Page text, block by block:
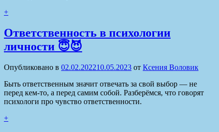
+
Ответственность в психологии
личности 😇😈
Опубликовано в 02.02.202210.05.2023 от Ксения Воловик
Быть ответственным значит отвечать за свой выбор — не
перед кем-то, а перед самим собой. Разберёмся, что говорят
психологи про чувство ответственности.
+